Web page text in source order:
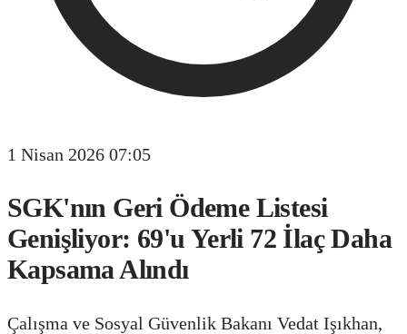
1 Nisan 2026 07:05
SGK'nın Geri Ödeme Listesi
Genişliyor: 69'u Yerli 72 İlaç Daha
Kapsama Alındı
Çalışma ve Sosyal Güvenlik Bakanı Vedat Işıkhan,